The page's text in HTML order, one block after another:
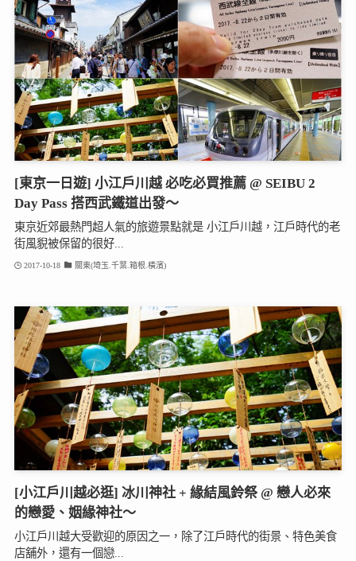
[東京一日遊] 小江戶川越 必吃必買推薦 @ SEIBU 2
Day Pass 搭西武鐵道出發～
東京近郊最熱門超人氣的旅遊景點就是 小江戶川越，江戶時代的老
街風貎被保留的很好...
2017-10-18 關東(埼玉.千葉.箱根.橫濱)
[小江戶川越必逛] 冰川神社 + 緣結風鈴祭 @ 戀人必來
的戀愛、姻緣神社～
小江戶川越大受歡迎的原因之一，除了江戶時代的街景、特色美食
店舖外，還有一個戀...